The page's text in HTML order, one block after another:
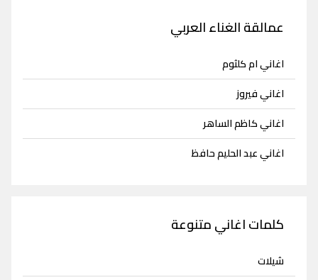
عمالقة الغناء العربي
اغاني ام كلثوم
اغاني فيروز
اغاني كاظم الساهر
اغاني عبد الحليم حافظ
كلمات اغاني متنوعة
شيلات